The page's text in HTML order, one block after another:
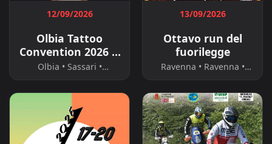
12/09/2026
Olbia Tattoo
Convention 2026 &
5 Motoraduno
Blues Brothers
Bikers
Olbia • Sassari •
Sardegna
13/09/2026
Ottavo run del
fuorilegge
Ravenna • Ravenna •
Emilia-Romagna